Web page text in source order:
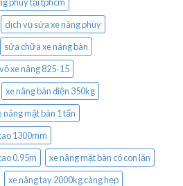
dịch vụ sửa xe nâng phuy
sửa chữa xe nâng bàn
vỏ xe nâng 825-15
xe nâng bàn điện 350kg
nâng mặt bàn 1 tấn
1300mm
0.95m
xe nâng mặt bàn có con lăn
xe nâng tay 2000kg càng hẹp